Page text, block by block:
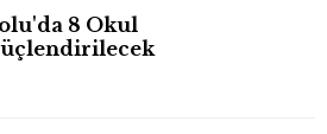
8 Okul